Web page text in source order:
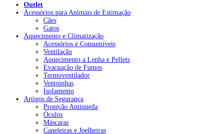
Outlet
Acessórios para Animais de Estimação
Cães
Gatos
Aquecimento e Climatização
Acessórios e Consumíveis
Ventilação
Aquecimento a Lenha e Pellets
Evacuação de Fumos
Termoventilador
Ventoinhas
Isolamento
Artigos de Segurança
Proteção Antiqueda
Óculos
Máscaras
Caneleiras e Joelheiras